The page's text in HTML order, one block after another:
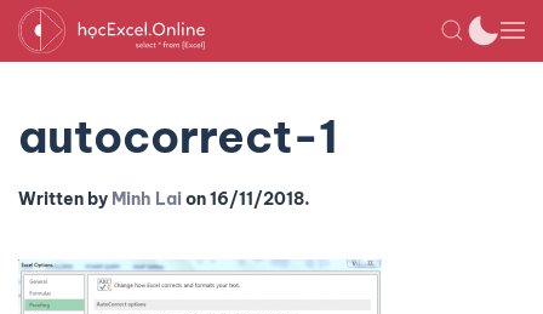
autocorrect-1
Written by Minh Laion16/11/2018.